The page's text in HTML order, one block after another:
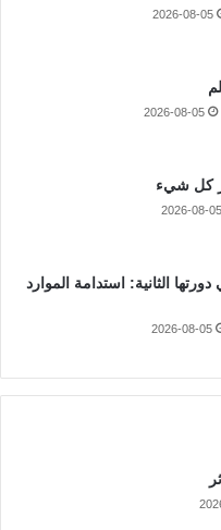
2026-08-05
2026-08-05
كل شيء
2026-08-05
الثانية: استدامة الموارد
2026-08-05